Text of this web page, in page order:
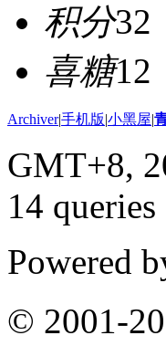
积分32
喜糖12
Archiver|手机版|小黑屋|
GMT+8,
14 queries
Powered
© 2001-